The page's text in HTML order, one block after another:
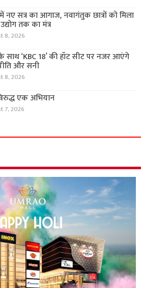
नए सत्र का आगाज, नवागंतुक छात्रों को मिला
तक का मंत्र
8, 2026
साथ ‘KBC 18’ की हॉट सीट पर नजर आएंगे
और सनी
8, 2026
एक अभियान
7, 2026